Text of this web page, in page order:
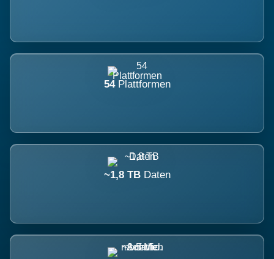
54 Plattformen
~1,8 TB Daten